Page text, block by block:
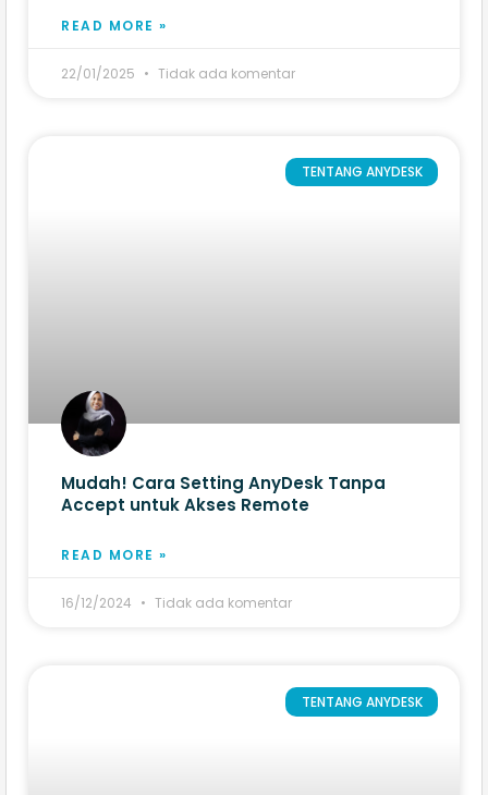
READ MORE »
22/01/2025 Tidak ada komentar
TENTANG ANYDESK
Mudah! Cara Setting AnyDesk Tanpa
Accept untuk Akses Remote
READ MORE »
16/12/2024 Tidak ada komentar
TENTANG ANYDESK